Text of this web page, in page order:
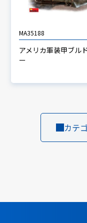
MA35188
アメリカ軍装甲ブル
ー
カテ